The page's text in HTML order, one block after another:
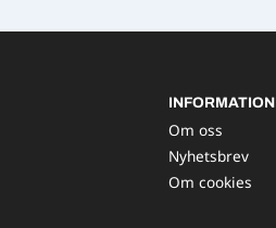
INFORMATION
Om oss
Nyhetsbrev
Om cookies